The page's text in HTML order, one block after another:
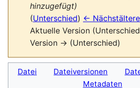
hinzugefügt)
(Unterschied) ←
Aktuelle Version
Version → (Unterschied)
Datei Dateiversionen
Metadaten